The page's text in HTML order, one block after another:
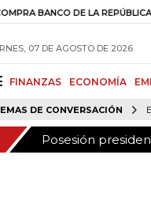
DE LA REPÚBLICA $
07 DE AGOSTO DE 2026
FINANZAS ECONOMÍA
DE CONVERSACIÓN
Posesión
Posesión